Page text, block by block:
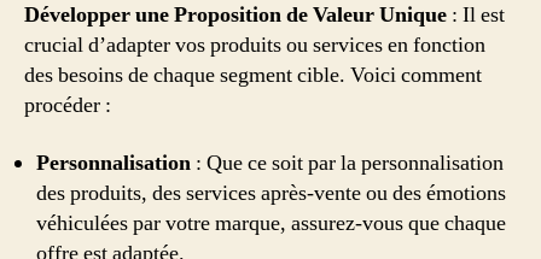
Développer une Proposition de Valeur Unique : Il est
crucial d’adapter vos produits ou services en fonction
des besoins de chaque segment cible. Voici comment
procéder :
Personnalisation : Que ce soit par la personnalisation
des produits, des services après-vente ou des émotions
véhiculées par votre marque, assurez-vous que chaque
offre est adaptée.